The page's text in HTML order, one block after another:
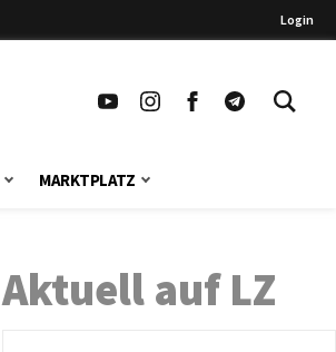
Login
MARKTPLATZ
Aktuell auf LZ